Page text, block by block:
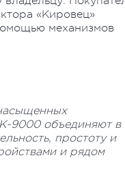
«Кировец»
механизмов
9000 объединяют в
простоту и
и рядом